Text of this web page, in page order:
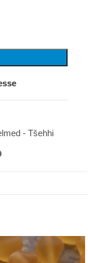
- Tšehhi